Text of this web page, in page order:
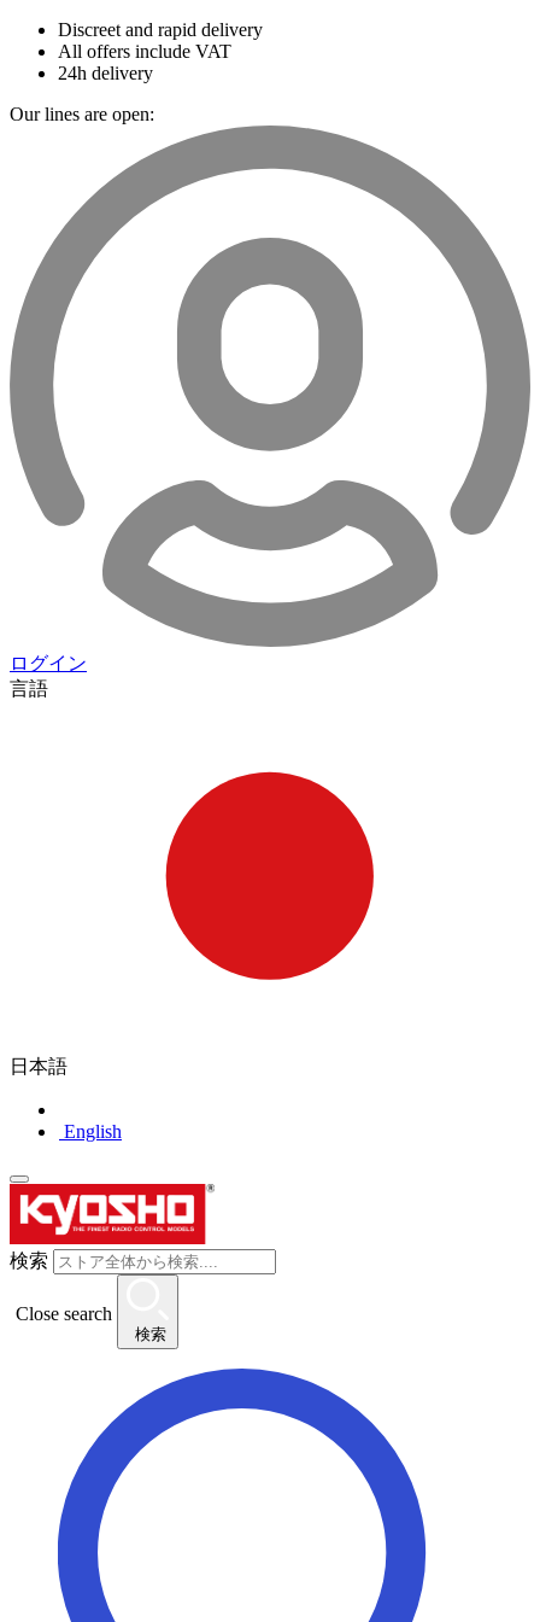
Discreet and rapid delivery
All offers include VAT
24h delivery
Our lines are open:
ログイン
言語
日本語
English
検索
Close search
検索